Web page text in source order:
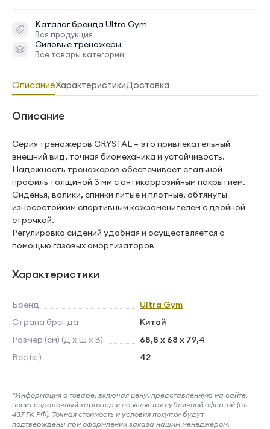
Каталог бренда Ultra Gym
Вся продукция
Силовые тренажеры
Все товары категории
ОписаниеХарактеристикиДоставка
Описание
Серия тренажеров CRYSTAL – это привлекательный
внешний вид, точная биомеханика и устойчивость.
Надежность тренажеров обеспечивает стальной
профиль толщиной 3 мм с антикоррозийным покрытием.
Сиденья, валики, спинки литые и плотные, обтянуты
износостойким спортивным кожзаменителем с двойной
строчкой.
Регулировка сидений удобная и осуществляется с
помощью газовых амортизаторов
Характеристики
Бренд
Ultra Gym
Страна бренда
Китай
Размер (см) (Д х Ш х В)
68,8 х 68 х 79,4
Вес (кг)
42
*Информация о товаре, включая цену, представленную на сайте,
носит справочный характер и не является публичной офертой (ст.
437 ГК РФ). Точная стоимость и условия покупки будут
подтверждены при оформлении заказа нашим менеджером.